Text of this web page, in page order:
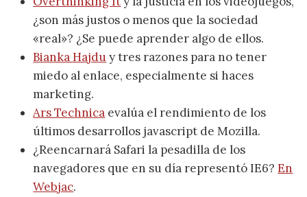
¿son más justos o menos que la sociedad
«real»? ¿Se puede aprender algo de ellos.
Bianka Hajduy tres razones para no tener
miedo al enlace, especialmente si haces
marketing.
Ars Technica evalúa el rendimiento de los
últimos desarrollos javascript de Mozilla.
¿Reencarnará Safari la pesadilla de los
navegadores que en su día representó IE6?En
Webjac.